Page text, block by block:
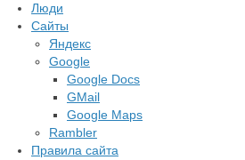
Люди
Сайты
Яндекс
Google
Google Docs
GMail
Google Maps
Rambler
Правила сайта